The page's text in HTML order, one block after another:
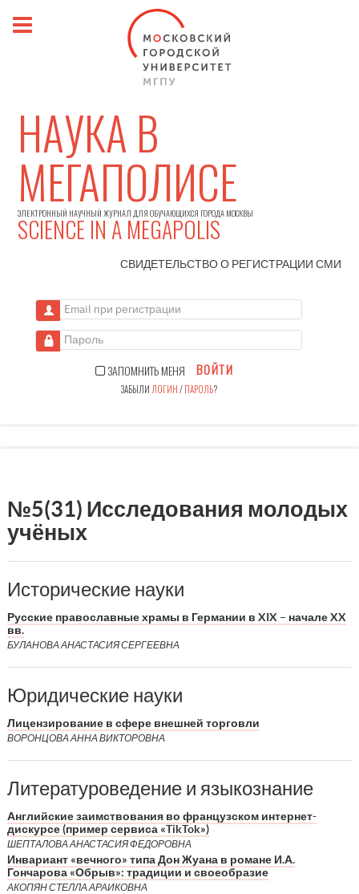
НАУКА В
МЕГАПОЛИСЕ
ЭЛЕКТРОННЫЙ НАУЧНЫЙ ЖУРНАЛ ДЛЯ ОБУЧАЮЩИХСЯ ГОРОДА МОСКВЫ
SCIENCE IN A MEGAPOLIS
СВИДЕТЕЛЬСТВО О РЕГИСТРАЦИИСМИ
Email при регистрации
Пароль
ЗАПОМНИТЬ МЕНЯ ВОЙТИ
ЗАБЫЛИ ЛОГИН/ПАРОЛЬ?
№5(31) Исследования молодых
учёных
Исторические науки
Русские православные храмы в Германии в XIX – начале XX
вв.
БУЛАНОВА АНАСТАСИЯ СЕРГЕЕВНА
Юридические науки
Лицензирование в сфере внешней торговли
ВОРОНЦОВА АННА ВИКТОРОВНА
Литературоведение и языкознание
Английские заимствования во французском интернет-
дискурсе (пример сервиса «TikTok»)
ШЕПТАЛОВА АНАСТАСИЯ ФЕДОРОВНА
Инвариант «вечного» типа Дон Жуана в романе И.А.
Гончарова «Обрыв»: традиции и своеобразие
АКОПЯН СТЕЛЛА АРАИКОВНА